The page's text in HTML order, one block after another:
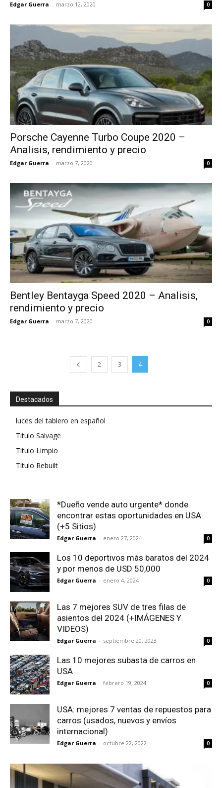
Edgar Guerra - marzo 12, 2020 0
Porsche Cayenne Turbo Coupe 2020 –
Analisis, rendimiento y precio
Edgar Guerra - marzo 7, 2020 0
Bentley Bentayga Speed 2020 – Analisis,
rendimiento y precio
Edgar Guerra - marzo 7, 2020 0
2 3 4
Destacados
luces del tablero en español
Titulo Salvage
Titulo Limpio
Titulo Rebuilt
*Dueño vende auto urgente* donde
encontrar estas oportunidades en USA
(+5 Sitios)
Edgar Guerra - enero 27, 2024 0
Los 10 deportivos más baratos del 2024
y por menos de USD 50,000
Edgar Guerra - enero 4, 2024 0
Las 7 mejores SUV de tres filas de
asientos del 2024 (+IMÁGENES Y
VIDEOS)
Edgar Guerra - septiembre 20, 2023 0
Las 10 mejores subasta de carros en
USA
Edgar Guerra - febrero 19, 2024 0
USA: mejores 7 ventas de repuestos para
carros (usados, nuevos y envíos
internacional)
Edgar Guerra - octubre 22, 2022 0